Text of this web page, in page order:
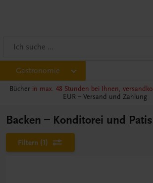
Gastronomie
Bücher in max. 48 Stunden bei Ihnen,
EUR – Versand und Zahlung
Backen – Konditorei und
Filtern (1)